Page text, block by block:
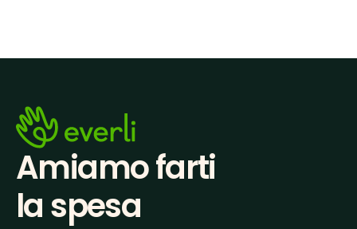
Amiamo farti
la spesa